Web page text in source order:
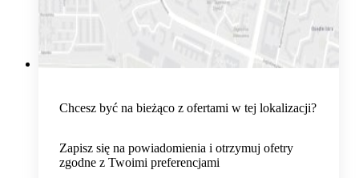
Chcesz być na bieżąco z ofertami w tej lokalizacji?
Zapisz się na powiadomienia i otrzymuj ofetry
zgodne z Twoimi preferencjami